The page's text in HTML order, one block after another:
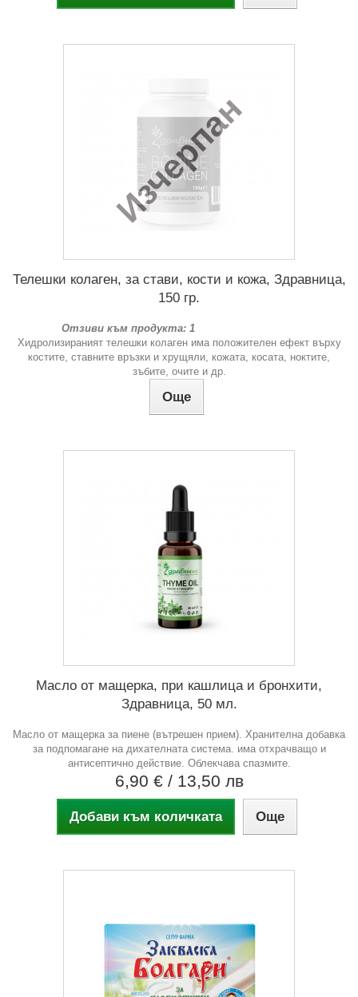
Изчерпан
Телешки колаген, за стави, кости и кожа, Здравница,
150 гр.
Отзиви към продукта: 1
Хидролизираният телешки колаген има положителен ефект върху
костите, ставните връзки и хрущяли, кожата, косата, ноктите,
зъбите, очите и др.
Още
Масло от мащерка, при кашлица и бронхити,
Здравница, 50 мл.
Масло от мащерка за пиене (вътрешен прием). Хранителна добавка
за подпомагане на дихателната система. има отхрачващо и
антисептично действие. Облекчава спазмите.
6,90 € / 13,50 лв
Добави към количката Още